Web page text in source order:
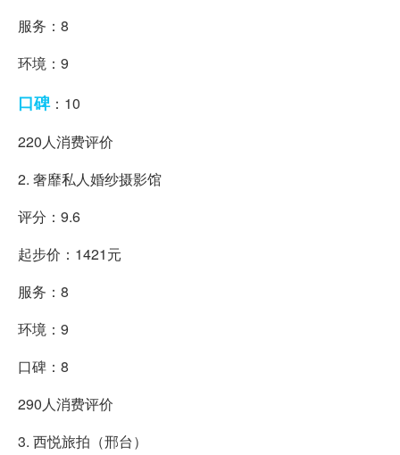
服务：8
环境：9
口碑：10
220人消费评价
2. 奢靡私人婚纱摄影馆
评分：9.6
起步价：1421元
服务：8
环境：9
口碑：8
290人消费评价
3. 西悦旅拍（邢台）